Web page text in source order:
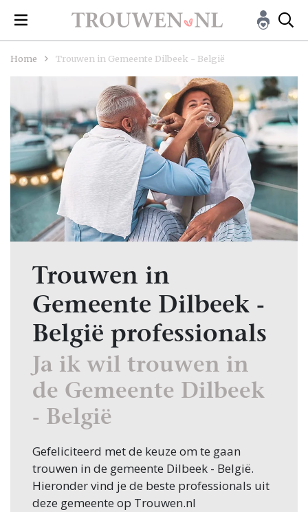
Home Trouwen in Gemeente Dilbeek - België
Trouwen in
Gemeente Dilbeek -
België professionals
Ja ik wil trouwen in
de Gemeente Dilbeek
- België
Gefeliciteerd met de keuze om te gaan
trouwen in de gemeente Dilbeek - België.
Hieronder vind je de beste professionals uit
deze gemeente op Trouwen.nl